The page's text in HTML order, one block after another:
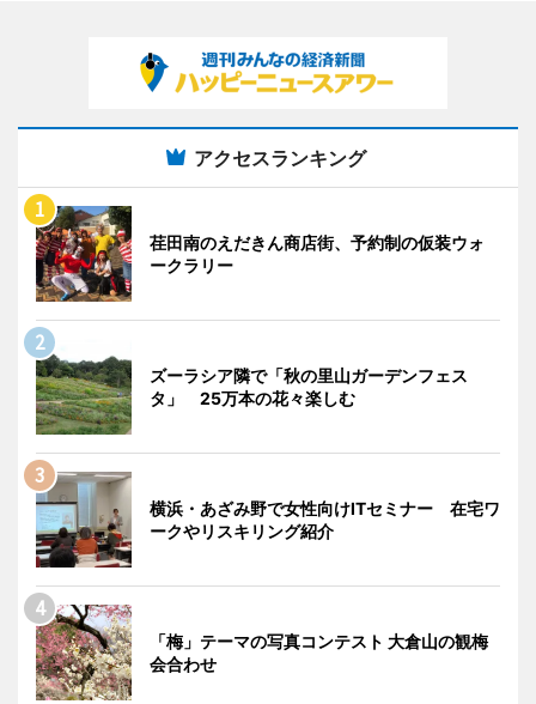
アクセスランキング
荏田南のえだきん商店街、予約制の仮装ウォ
ークラリー
ズーラシア隣で「秋の里山ガーデンフェス
タ」 25万本の花々楽しむ
横浜・あざみ野で女性向けITセミナー 在宅ワ
ークやリスキリング紹介
「梅」テーマの写真コンテスト 大倉山の観梅
会合わせ